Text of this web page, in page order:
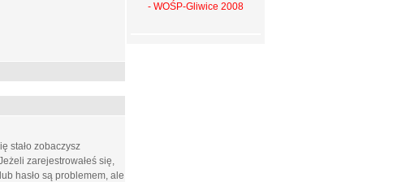
stało zobaczysz
zarejestrowałeś się,
hasło są problemem, ale
- WOŚP-Gliwice 2008